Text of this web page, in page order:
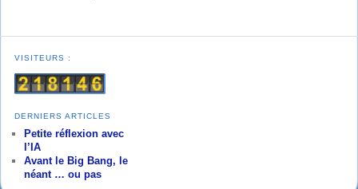
VISITEURS :
DERNIERS ARTICLES
Petite réflexion avec
l’IA
Avant le Big Bang, le
néant … ou pas